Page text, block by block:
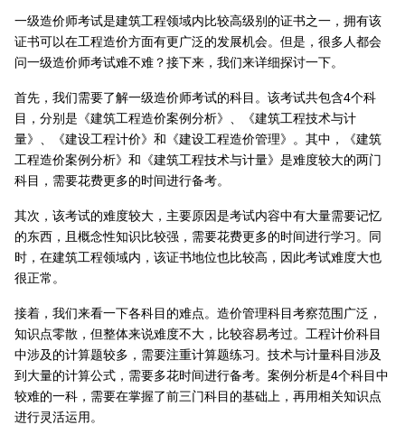
一级造价师考试是建筑工程领域内比较高级别的证书之一，拥有该
证书可以在工程造价方面有更广泛的发展机会。但是，很多人都会
问一级造价师考试难不难？接下来，我们来详细探讨一下。
首先，我们需要了解一级造价师考试的科目。该考试共包含4个科
目，分别是《建筑工程造价案例分析》、《建筑工程技术与计
量》、《建设工程计价》和《建设工程造价管理》。其中，《建筑
工程造价案例分析》和《建筑工程技术与计量》是难度较大的两门
科目，需要花费更多的时间进行备考。
其次，该考试的难度较大，主要原因是考试内容中有大量需要记忆
的东西，且概念性知识比较强，需要花费更多的时间进行学习。同
时，在建筑工程领域内，该证书地位也比较高，因此考试难度大也
很正常。
接着，我们来看一下各科目的难点。造价管理科目考察范围广泛，
知识点零散，但整体来说难度不大，比较容易考过。工程计价科目
中涉及的计算题较多，需要注重计算题练习。技术与计量科目涉及
到大量的计算公式，需要多花时间进行备考。案例分析是4个科目中
较难的一科，需要在掌握了前三门科目的基础上，再用相关知识点
进行灵活运用。